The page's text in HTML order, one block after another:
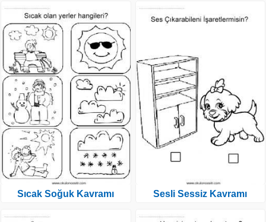
Sıcak Soğuk Kavramı Sesli Sessiz Kavramı